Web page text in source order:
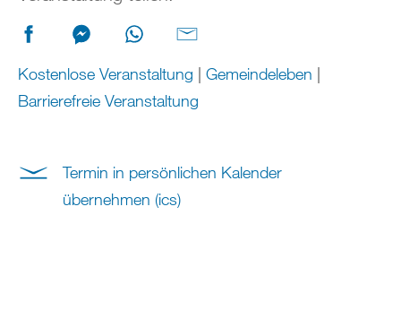
Kostenlose Veranstaltung | Gemeindeleben |
Barrierefreie Veranstaltung
Termin in persönlichen Kalender
übernehmen (ics)